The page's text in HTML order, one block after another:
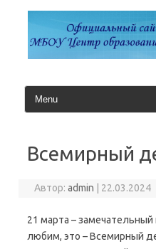
содержимому
Всемирный
Автор:admin 22.03.2024
21 марта –
любим, это – Всемирный